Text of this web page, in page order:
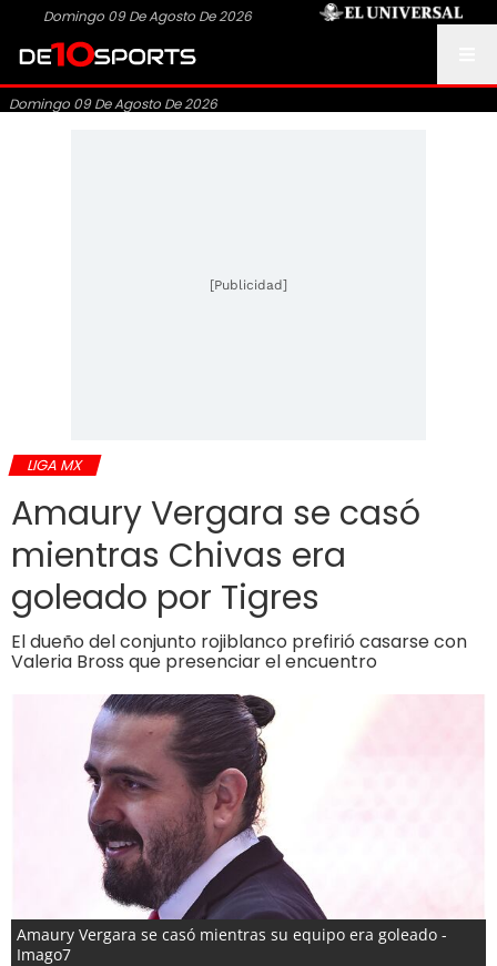
Domingo 09 De Agosto De 2026
Domingo 09 De Agosto De 2026
[Publicidad]
LIGA MX
Amaury Vergara se casó
mientras Chivas era
goleado por Tigres
El dueño del conjunto rojiblanco prefirió casarse con
Valeria Bross que presenciar el encuentro
Amaury Vergara se casó mientras su equipo era goleado -
Imago7